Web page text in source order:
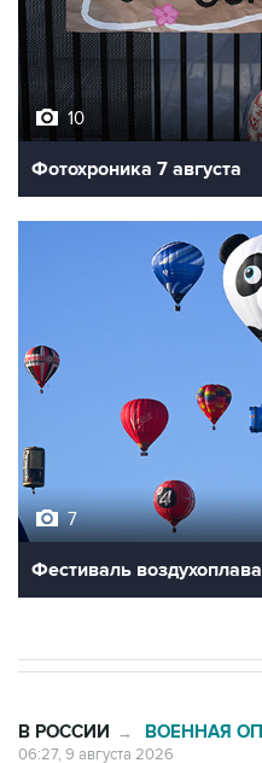
10
Фотохроника 7 августа
Фестиваль
Обломки БПЛА